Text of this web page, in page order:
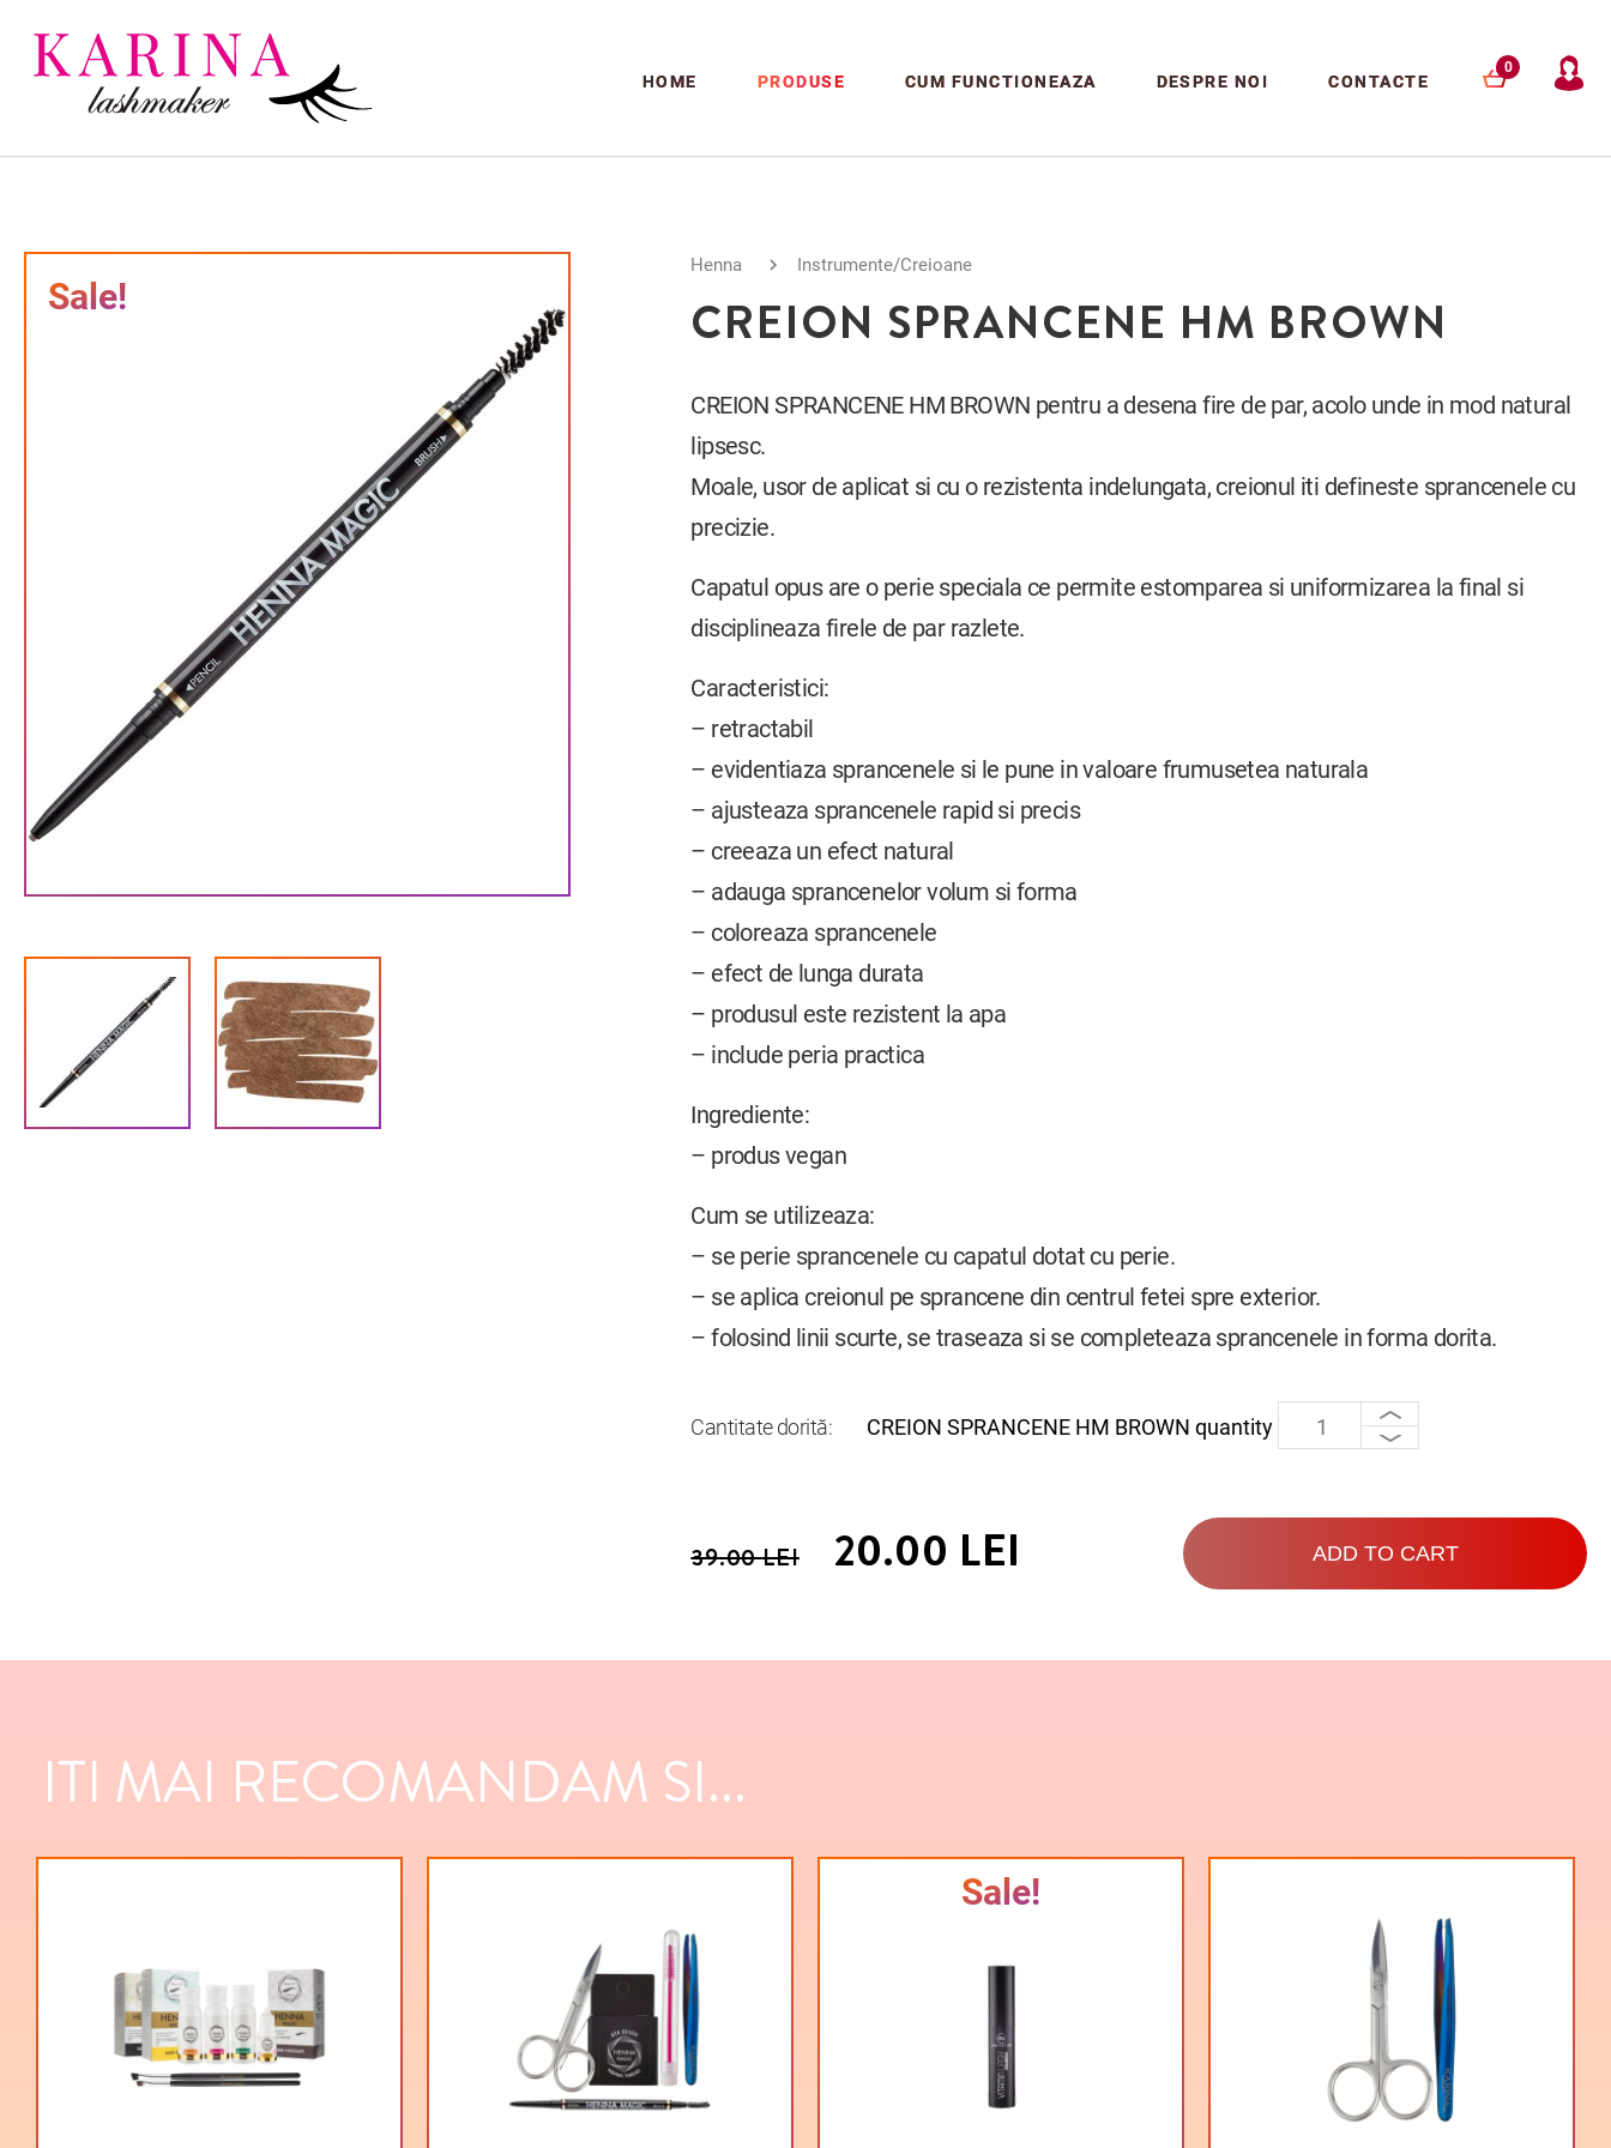
HOME PRODUSE CUM FUNCTIONEAZA DESPRE NOI CONTACTE
0
Sale!
Henna Instrumente/Creioane
CREION SPRANCENE HM BROWN
CREION SPRANCENE HM BROWN pentru a desena fire de par, acolo unde in mod natural
lipsesc.
Moale, usor de aplicat si cu o rezistenta indelungata, creionul iti defineste sprancenele cu
precizie.
Capatul opus are o perie speciala ce permite estomparea si uniformizarea la final si
disciplineaza firele de par razlete.
Caracteristici:
– retractabil
– evidentiaza sprancenele si le pune in valoare frumusetea naturala
– ajusteaza sprancenele rapid si precis
– creeaza un efect natural
– adauga sprancenelor volum si forma
– coloreaza sprancenele
– efect de lunga durata
– produsul este rezistent la apa
– include peria practica
Ingrediente:
– produs vegan
Cum se utilizeaza:
– se perie sprancenele cu capatul dotat cu perie.
– se aplica creionul pe sprancene din centrul fetei spre exterior.
– folosind linii scurte, se traseaza si se completeaza sprancenele in forma dorita.
Cantitate dorită: CREION SPRANCENE HM BROWN quantity
ADD TO CART
39.00LEI 20.00 LEI
ITI MAI RECOMANDAM SI...
Sale!